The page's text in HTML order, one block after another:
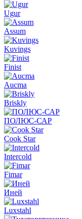
Ugur
Assum
Kuvings
Finist
Aucma
Briskly
ПОЛЮС-САР
Cook Star
Intercold
Fimar
Иней
Luxstahl